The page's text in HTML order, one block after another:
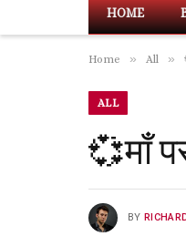
HOME
Home » All »
ALL
💞माँ
BY